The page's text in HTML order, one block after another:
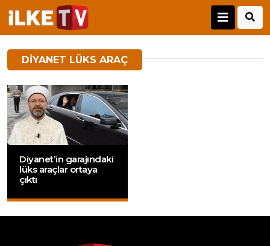
DIYANET LÜKS ARAÇ
Diyanet’in garajındaki
lüks araçlar ortaya
çıktı